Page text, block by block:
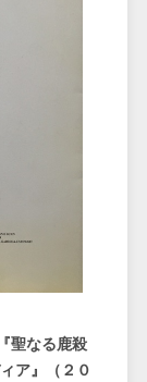
聖なる鹿殺
ア』（２０